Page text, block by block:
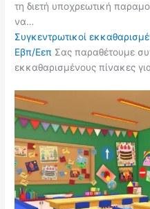
τη διετή υποχρεωτική
να…
Συγκεντρωτικοί
Εβπ/Εεπ Σας παραθέτουμε
εκκαθαρισμένους πίνακες